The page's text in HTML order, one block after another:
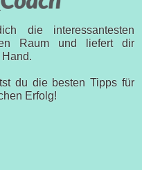
die interessantesten
Raum und liefert dir
du die besten Tipps für
Erfolg!